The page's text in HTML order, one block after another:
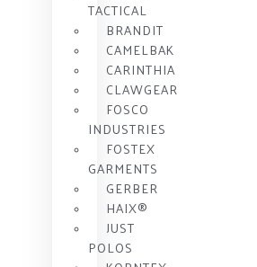
TACTICAL
BRANDIT
CAMELBAK
CARINTHIA
CLAWGEAR
FOSCO
INDUSTRIES
FOSTEX
GARMENTS
GERBER
HAIX®
JUST
POLOS